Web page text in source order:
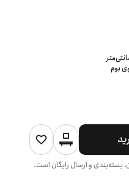
بوم
بسته‌بندی و ارسال رایگان است.